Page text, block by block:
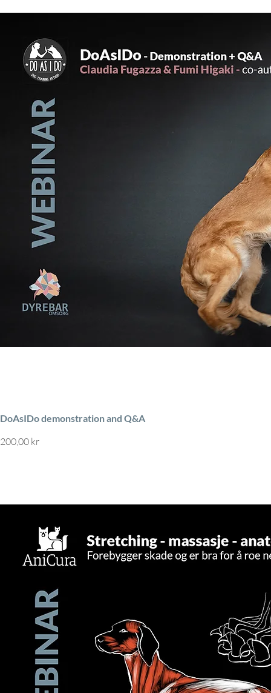
DoAsIDo demonstration and Q&A
Pris
200,00 kr